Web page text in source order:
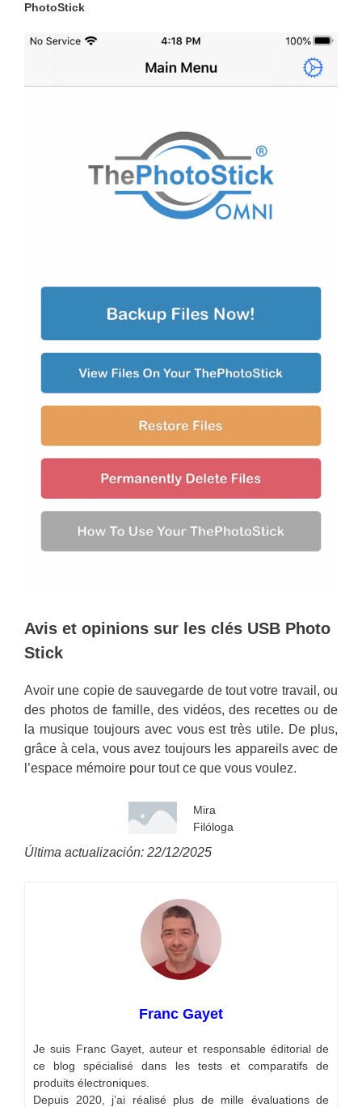
PhotoStick
Avis et opinions sur les clés USB Photo
Stick
Avoir une copie de sauvegarde de tout votre travail, ou
des photos de famille, des vidéos, des recettes ou de
la musique toujours avec vous est très utile. De plus,
grâce à cela, vous avez toujours les appareils avec de
l’espace mémoire pour tout ce que vous voulez.
Mira
Filóloga
Última actualización: 22/12/2025
Franc Gayet
Je suis Franc Gayet, auteur et responsable éditorial de
ce blog spécialisé dans les tests et comparatifs de
produits électroniques.
Depuis 2020, j’ai réalisé plus de mille évaluations de